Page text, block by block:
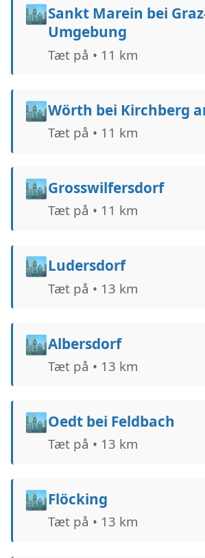
🏙️Sankt Marein bei
Umgebung
Tæt på • 11 km
🏙️Wörth bei Kirchberg
Tæt på • 11 km
🏙️Grosswilfersdorf
Tæt på • 11 km
🏙️Ludersdorf
Tæt på • 13 km
🏙️Albersdorf
Tæt på • 13 km
🏙️Oedt bei Feldbach
Tæt på • 13 km
🏙️Flöcking
Tæt på • 13 km